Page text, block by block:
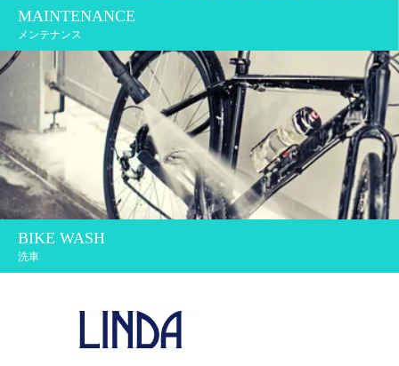
MAINTENANCE
メンテナンス
BIKE WASH
洗車